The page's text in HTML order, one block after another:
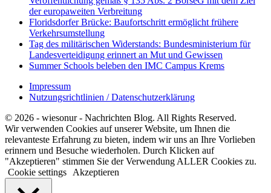
der europaweiten Verbreitung
Floridsdorfer Brücke: Baufortschritt ermöglicht frühere
Verkehrsumstellung
Tag des militärischen Widerstands: Bundesministerium für
Landesverteidigung erinnert an Mut und Gewissen
Summer Schools beleben den IMC Campus Krems
Impressum
Nutzungsrichtlinien / Datenschutzerklärung
© 2026 - wiesonur - Nachrichten Blog. All Rights Reserved.
Wir verwenden Cookies auf unserer Website, um Ihnen die
relevanteste Erfahrung zu bieten, indem wir uns an Ihre Vorlieben
erinnern und Besuche wiederholen. Durch Klicken auf
"Akzeptieren" stimmen Sie der Verwendung ALLER Cookies zu.
Cookie settings
Akzeptieren